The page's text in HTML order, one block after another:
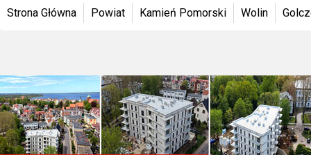
Strona Główna Powiat Kamień Pomorski Wolin